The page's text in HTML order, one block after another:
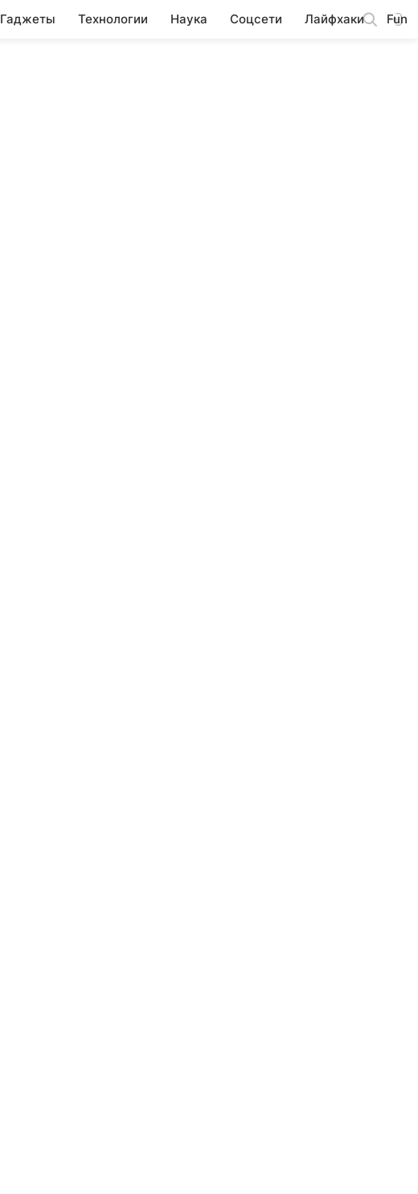
Гаджеты Технологии Наука Соцсети Лайфхаки Fun